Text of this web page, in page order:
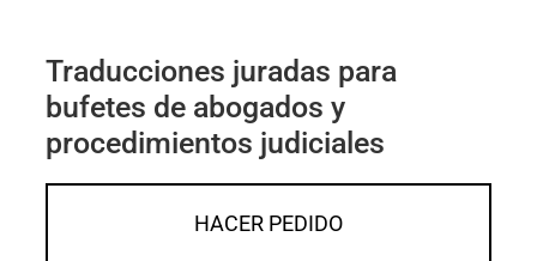
Traducciones juradas para
bufetes de abogados y
procedimientos judiciales
HACER PEDIDO